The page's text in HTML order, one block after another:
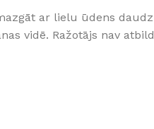
ar lielu ūdens
vidē. Ražotājs nav